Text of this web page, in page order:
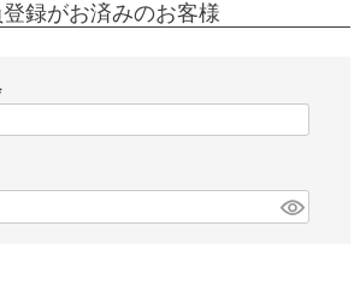
録がお済みのお客様